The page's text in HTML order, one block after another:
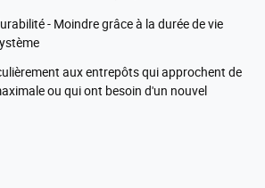
- Moindre grâce à la durée de vie
aux entrepôts qui approchent de
ou qui ont besoin d'un nouvel